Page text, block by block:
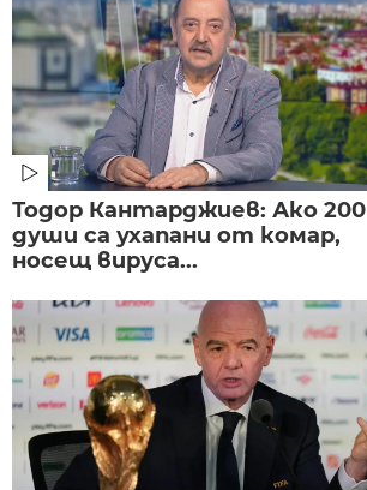
Тодор Кантарджиев: Ако 200
души са ухапани от комар,
носещ вируса...